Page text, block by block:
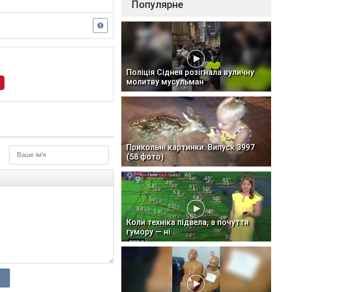
Популярне
Поліція Сіднея розігнала вуличну
молитву мусульман
Прикольні картинки. Випуск 3997
(58 фото)
Коли техніка підвела, а почуття
гумору — ні